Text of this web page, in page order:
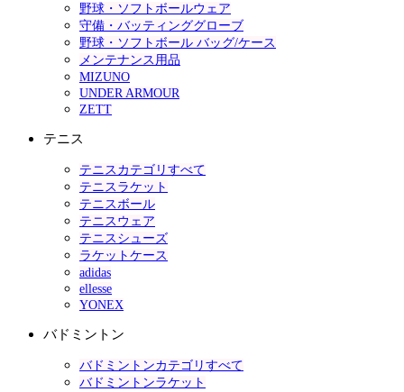
野球・ソフトボールウェア
守備・バッティンググローブ
野球・ソフトボール バッグ/ケース
メンテナンス用品
MIZUNO
UNDER ARMOUR
ZETT
テニス
テニスカテゴリすべて
テニスラケット
テニスボール
テニスウェア
テニスシューズ
ラケットケース
adidas
ellesse
YONEX
バドミントン
バドミントンカテゴリすべて
バドミントンラケット